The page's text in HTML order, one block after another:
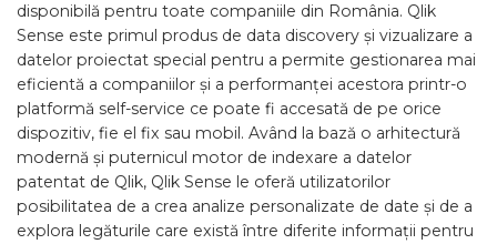
disponibilă pentru toate companiile din România. Qlik
Sense este primul produs de data discovery și vizualizare a
datelor proiectat special pentru a permite gestionarea mai
eficientă a companiilor și a performanței acestora printr-o
platformă self-service ce poate fi accesată de pe orice
dispozitiv, fie el fix sau mobil. Având la bază o arhitectură
modernă și puternicul motor de indexare a datelor
patentat de Qlik, Qlik Sense le oferă utilizatorilor
posibilitatea de a crea analize personalizate de date și de a
explora legăturile care există între diferite informații pentru